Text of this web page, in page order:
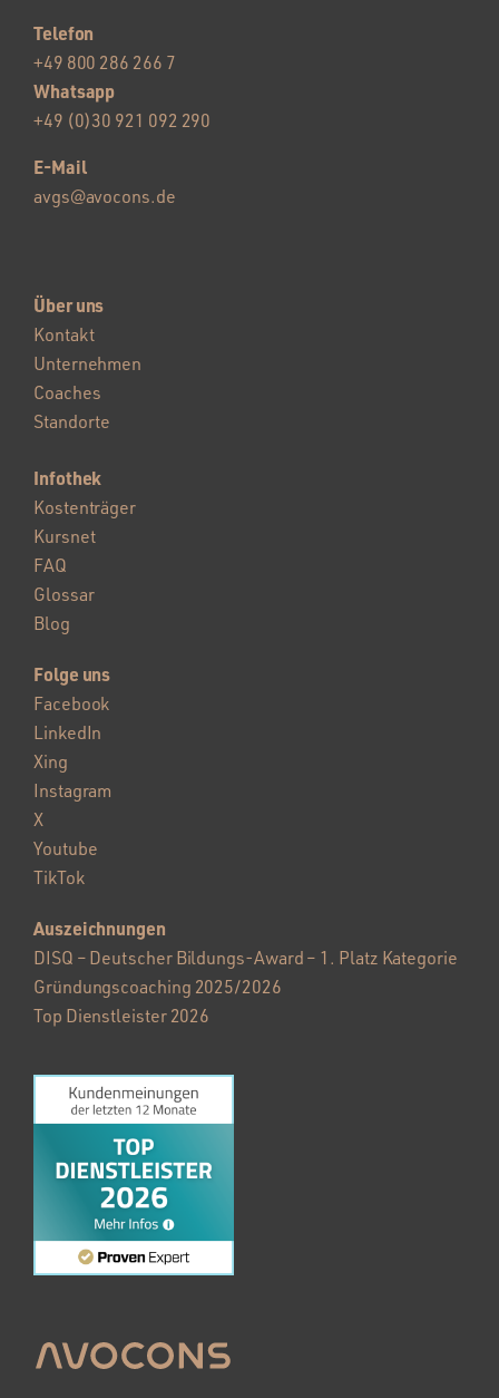
Telefon
+49 800 286 266 7
Whatsapp
+49 (0)30 921 092 290
E-Mail
avgs@avocons.de
Über uns
Kontakt
Unternehmen
Coaches
Standorte
Infothek
Kostenträger
Kursnet
FAQ
Glossar
Blog
Folge uns
Facebook
LinkedIn
Xing
Instagram
X
Youtube
TikTok
Auszeichnungen
DISQ – Deutscher Bildungs-Award – 1. Platz Kategorie
Gründungscoaching 2025/2026
Top Dienstleister 2026